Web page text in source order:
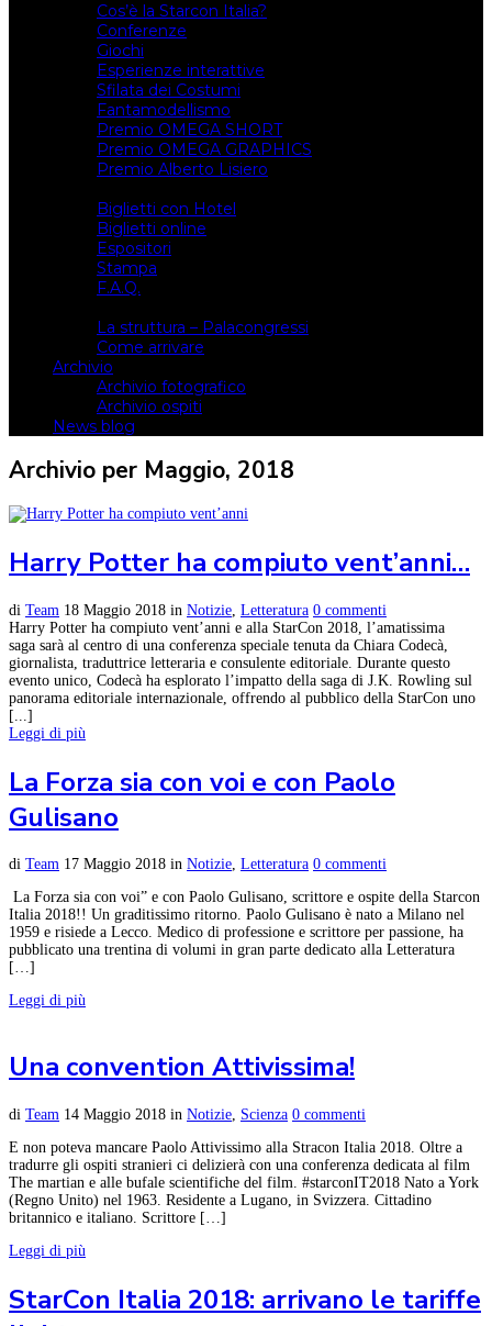
Cos’è la Starcon Italia?
Conferenze
Giochi
Esperienze interattive
Sfilata dei Costumi
Fantamodellismo
Premio OMEGA SHORT
Premio OMEGA GRAPHICS
Premio Alberto Lisiero
Biglietti con Hotel
Biglietti online
Espositori
Stampa
F.A.Q.
La struttura – Palacongressi
Come arrivare
Archivio
Archivio fotografico
Archivio ospiti
News blog
Archivio per Maggio, 2018
Harry Potter ha compiuto vent’anni…
di Team 18 Maggio 2018 in Notizie Letteratura 0 commenti
Harry Potter ha compiuto vent’anni e alla StarCon 2018, l’amatissima
saga sarà al centro di una conferenza speciale tenuta da Chiara Codecà,
giornalista, traduttrice letteraria e consulente editoriale. Durante questo
evento unico, Codecà ha esplorato l’impatto della saga di J.K. Rowling sul
panorama editoriale internazionale, offrendo al pubblico della StarCon uno
[...]
Leggi di più
La Forza sia con voi e con Paolo
Gulisano
di Team 17 Maggio 2018 in Notizie, Letteratura 0 commenti
La Forza sia con voi” e con Paolo Gulisano, scrittore e ospite della Starcon
Italia 2018!! Un graditissimo ritorno. Paolo Gulisano è nato a Milano nel
1959 e risiede a Lecco. Medico di professione e scrittore per passione, ha
pubblicato una trentina di volumi in gran parte dedicato alla Letteratura
[…]
Leggi di più
Una convention Attivissima!
di Team 14 Maggio 2018 in Notizie, Scienza 0 commenti
E non poteva mancare Paolo Attivissimo alla Stracon Italia 2018. Oltre a
tradurre gli ospiti stranieri ci delizierà con una conferenza dedicata al film
The martian e alle bufale scientifiche del film. #starconIT2018 Nato a York
(Regno Unito) nel 1963. Residente a Lugano, in Svizzera. Cittadino
britannico e italiano. Scrittore […]
Leggi di più
StarCon Italia 2018: arrivano le tariffe